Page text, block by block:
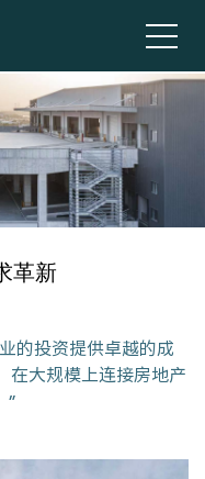
革新
的投资提供卓越的成
在大规模上连接房地产
”